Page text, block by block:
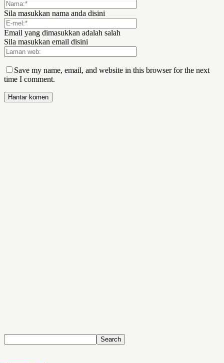
Sila masukkan nama anda disini
Email yang dimasukkan adalah salah
Sila masukkan email disini
Save my name, email, and website in this browser for the next
time I comment.